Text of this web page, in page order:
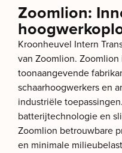
Zoomlion:
Kroonheuvel Intern
van Zoomlion.
toonaangevende
schaarhoogwerkers en
industriële
batterijtechnologie en
Zoomlion betrouwbare
en minimale